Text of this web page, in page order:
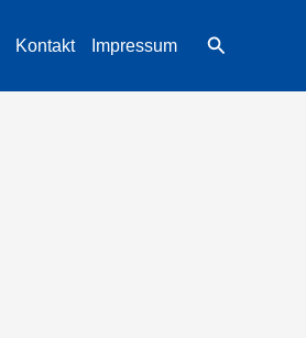
Kontakt Impressum Suchen